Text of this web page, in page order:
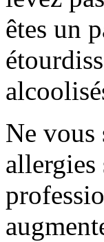
êtes un
Ne vous
allergies